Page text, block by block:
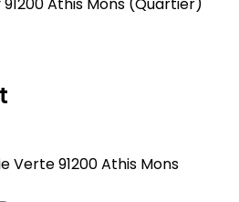
Verte 91200 Athis Mons